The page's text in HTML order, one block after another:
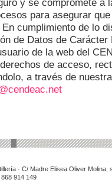
y se compromete a
para asegurar
cumplimiento de lo
de Datos de Carácter
de la web del
de acceso,
a través de
· C/ Madre Elisea Oliver
914 149